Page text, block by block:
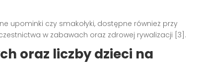
upominki czy smakołyki, dostępne również przy
w zabawach oraz zdrowej rywalizacji [3].
oraz liczby dzieci na